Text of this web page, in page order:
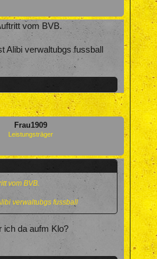
vom BVB.
Alibi verwaltubgs fussball
Frau1909
Leistungsträger
vom BVB.
verwaltubgs fussball
ich da aufm Klo?